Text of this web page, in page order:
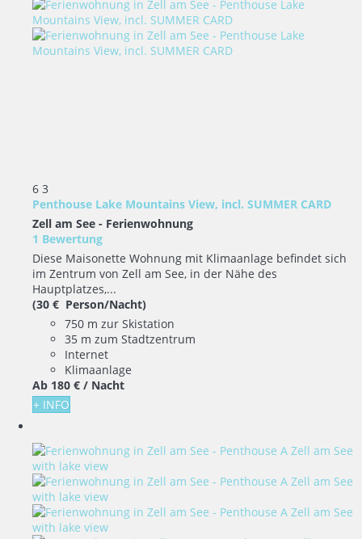
6 3
Penthouse Lake Mountains View, incl. SUMMER CARD
Zell am See - Ferienwohnung
1 Bewertung
Diese Maisonette Wohnung mit Klimaanlage befindet sich
im Zentrum von Zell am See, in der Nähe des
Hauptplatzes,...
(30 € Person/Nacht)
750 m zur Skistation
35 m zum Stadtzentrum
Internet
Klimaanlage
Ab 180 € / Nacht
+ INFO